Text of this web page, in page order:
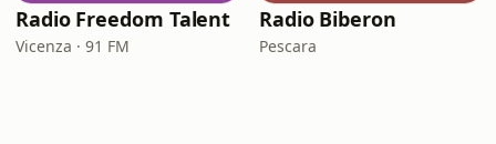
Radio Freedom Talent
Vicenza · 91 FM
Radio Biberon
Pescara